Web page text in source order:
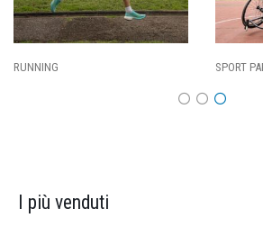
SPORT PARALIMPICI
I più venduti